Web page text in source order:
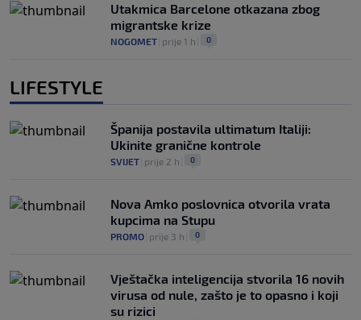
Utakmica Barcelone otkazana zbog
migrantske krize
NOGOMET prije 1 h 0
LIFESTYLE
Španija postavila ultimatum Italiji:
Ukinite granične kontrole
SVIJET prije 2 h 0
Nova Amko poslovnica otvorila vrata
kupcima na Stupu
PROMO prije 3 h 0
Vještačka inteligencija stvorila 16 novih
virusa od nule, zašto je to opasno i koji
su rizici